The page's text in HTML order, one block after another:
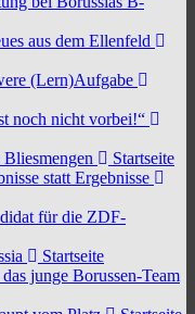
aus dem Ellenfeld
(Lern)Aufgabe
noch nicht vorbei!“
Startseite
statt Ergebnisse
für die ZDF-
Startseite
junge Borussen-Team